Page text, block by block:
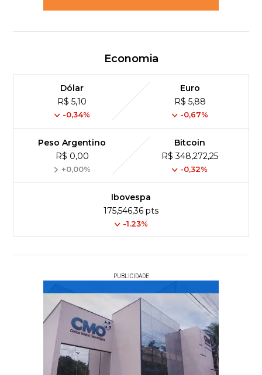
Economia
Dólar
R$ 5,10
-0,34%
Euro
R$ 5,88
-0,67%
Peso Argentino
R$ 0,00
+0,00%
Bitcoin
R$ 348,272,25
-0,32%
Ibovespa
175,546,36 pts
-1.23%
PUBLICIDADE